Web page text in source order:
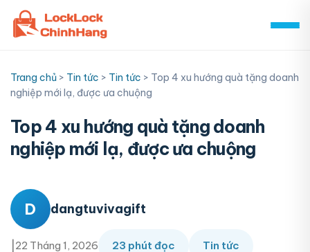
Skip
content
Trang chủ > Tin tức > Tin tức > Top 4 xu hướng quà tặng doanh
nghiệp mới lạ, được ưa chuộng
Top 4 xu hướng quà tặng doanh
nghiệp mới lạ, được ưa chuộng
D dangtuvivagift
22 Tháng 1, 2026 23 phút đọc Tin tức